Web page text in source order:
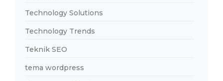
Technology Solutions
Technology Trends
Teknik SEO
tema wordpress